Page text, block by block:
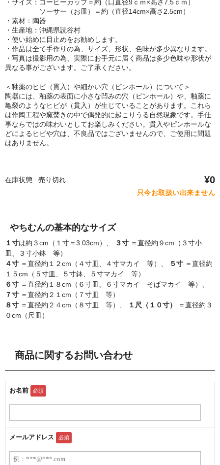
・サイズ：コーヒーカップ＝約（口直径9ｃｍ×高さ7.5ｃｍ）
ソーサー（お皿）＝約（直径14cm×高さ2.5cm）
・素材：陶器
・生産地：沖縄県読谷村
・使い始めに目止めをお勧めします。
・作品は全て手作りの為、サイズ、形状、色味が多少異なります。
・写真は撮影用の為、実際にお手元に届く商品は多少色味や形状が
異なる事がございます。ご了承ください。
＜釉薬のヒビ（貫入）や細かい穴（ピンホール）について＞
陶器には、釉薬の表面に小さな凹みの穴（ピンホール）や、釉薬に
亀裂のようなヒビが（貫入）が生じていることがあります。これら
は作陶工程や窯焚きの中で偶発的に起こりうる自然現象です。手仕
事ならではの味わいとしてお楽しみください。貫入やピンホールな
どによるヒビや穴は、不良品ではございませんので、ご使用に問題
はありません。
在庫状態 : 売り切れ ¥0
只今お取扱い出来ません
やちむんの基本的なサイズ
１寸は約３cm（１寸＝3.03cm）、 ３寸 ＝直径約９cm（３寸小
皿、３寸小鉢 等）
４寸 ＝直径約１２cm（４寸皿、４寸マカイ 等）、 ５寸 ＝直径約
１５cm（５寸皿、５寸鉢、５寸マカイ 等）
６寸 ＝直径約１８cm（６寸皿、６寸マカイ そばマカイ 等）、
７寸 ＝直径約２１cm（７寸皿 等）
８寸 ＝直径約２４cm（８寸皿 等）、 １尺（１０寸）
＝直径約３
０cm（尺皿）
商品に関するお問い合わせ
お名前 必須
メールアドレス 必須